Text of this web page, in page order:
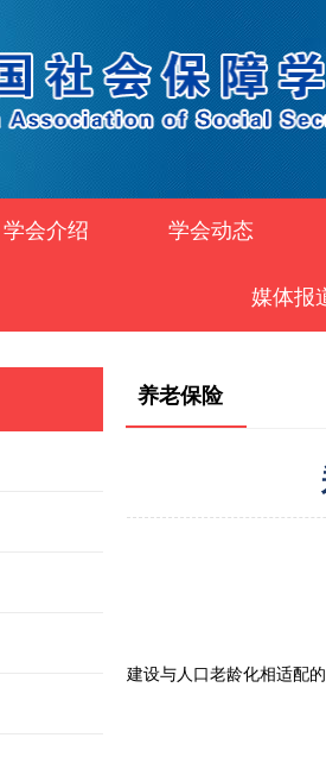
学会介绍 学会动态
媒体报
养老保险
建设与人口老龄化相适配